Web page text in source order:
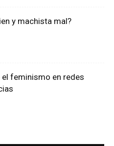
y machista mal?
el feminismo en redes